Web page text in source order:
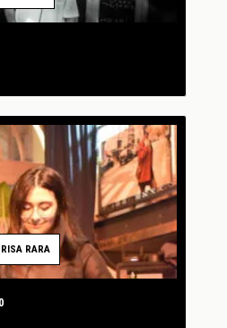
RISA RARA